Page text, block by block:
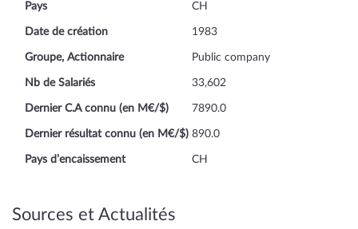
Pays CH
Date de création 1983
Groupe, Actionnaire Public company
Nb de Salariés 33,602
Dernier C.A connu (en M€/$) 7890.0
Dernier résultat connu (en M€/$) 890.0
Pays d’encaissement CH
Sources et Actualités